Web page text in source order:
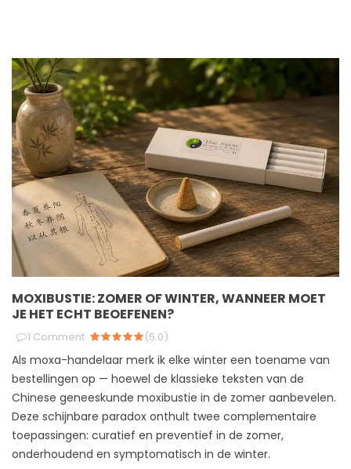
MOXIBUSTIE: ZOMER OF WINTER, WANNEER MOET
JE HET ECHT BEOEFENEN?
1 Comment (5.0)
Als moxa-handelaar merk ik elke winter een toename van
bestellingen op — hoewel de klassieke teksten van de
Chinese geneeskunde moxibustie in de zomer aanbevelen.
Deze schijnbare paradox onthult twee complementaire
toepassingen: curatief en preventief in de zomer,
onderhoudend en symptomatisch in de winter.